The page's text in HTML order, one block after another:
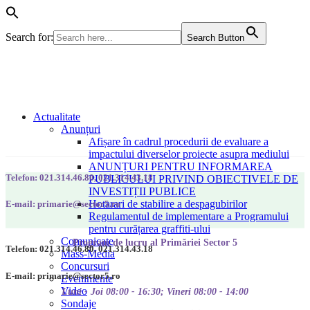
Search for: Search Button
Actualitate
Anunțuri
Afișare în cadrul procedurii de evaluare a
impactului diverselor proiecte asupra mediului
ANUNȚURI PENTRU INFORMAREA
PUBLICULUI PRIVIND OBIECTIVELE DE
INVESTIȚII PUBLICE
Hotarari de stabilire a despagubirilor
Regulamentul de implementare a Programului
pentru curățarea graffiti-ului
Comunicate
Mass-Media
Concursuri
Evenimente
Video
Sondaje
Telefon: 021.314.46.80, 021.314.43.18
E-mail: primarie@sector5.ro
Program de lucru al Primăriei Sector 5
Luni - Joi 08:00 - 16:30; Vineri 08:00 - 14:00
Telefon: 021.314.46.80, 021.314.43.18
E-mail: primarie@sector5.ro